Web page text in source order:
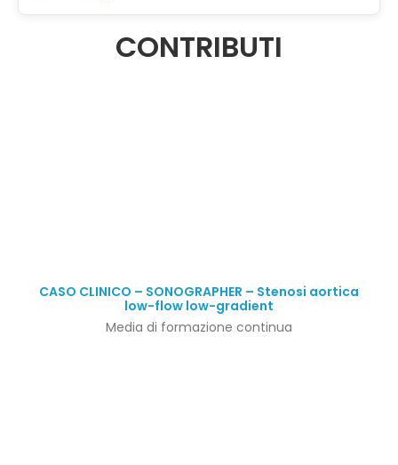
CONTRIBUTI
CASO CLINICO – SONOGRAPHER – Stenosi aortica
low-flow low-gradient
Media di formazione continua